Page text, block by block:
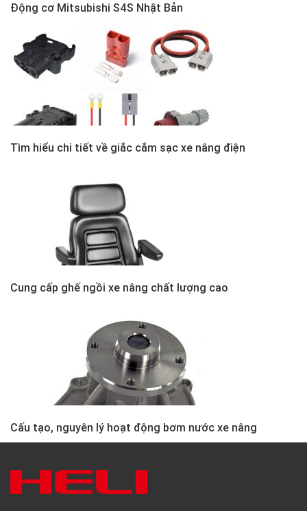
Động cơ Mitsubishi S4S Nhật Bản
Tìm hiểu chi tiết về giắc cắm sạc xe nâng điện
Cung cấp ghế ngồi xe nâng chất lượng cao
Cấu tạo, nguyên lý hoạt động bơm nước xe nâng